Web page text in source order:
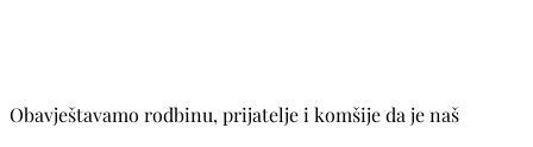
Obavještavamo rodbinu, prijatelje i komšije da je naš